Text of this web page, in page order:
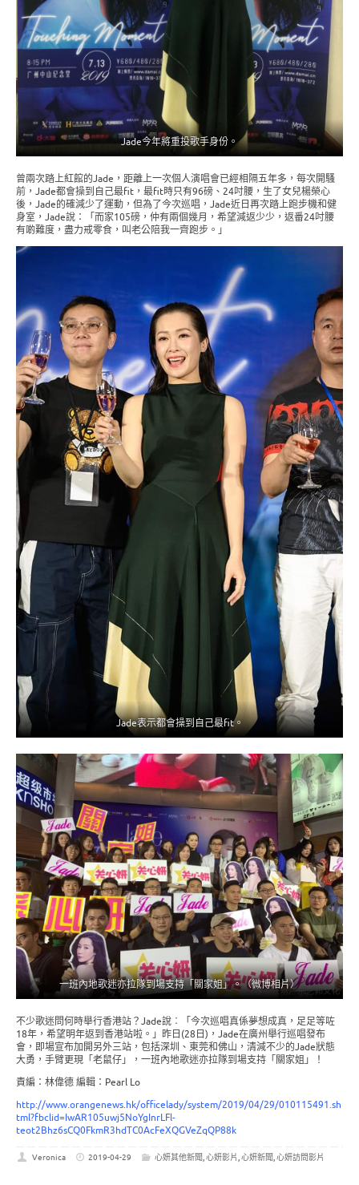
Jade今年將重投歌手身份。
曾兩次踏上紅館的Jade，距離上一次個人演唱會已經相隔五年多，每次開騷
前，Jade都會操到自己最fit，最fit時只有96磅、24吋腰，生了女兒楊榮心
後，Jade的確減少了運動，但為了今次巡唱，Jade近日再次踏上跑步機和健
身室，Jade說：「而家105磅，仲有兩個幾月，希望減返少少，返番24吋腰
有啲難度，盡力戒零食，叫老公陪我一齊跑步。」
Jade表示都會操到自己最fit。
一班內地歌迷亦拉隊到場支持「關家姐」。（微博相片）
不少歌迷問何時舉行香港站？Jade說︰「今次巡唱真係夢想成真，足足等咗
18年，希望明年返到香港站啦。」昨日(28日)，Jade在廣州舉行巡唱發布
會，即場宣布加開另外三站，包括深圳、東莞和佛山，清減不少的Jade狀態
大勇，手臂更現「老鼠仔」，一班內地歌迷亦拉隊到場支持「關家姐」！
責編：林偉德 編輯：Pearl Lo
http://www.orangenews.hk/officelady/system/2019/04/29/010115491.sh
tml?fbclid=IwAR105uwj5NoYgInrLFl-
teot2Bhz6sCQ0FkmR3hdTC0AcFeXQGVeZqQP88k
Veronica 2019-04-29 心妍其他新聞,心妍影片,心妍新聞,心妍訪問影片